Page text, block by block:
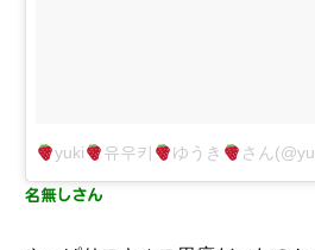
yuki 유우키 ゆうき さん
名無しさん